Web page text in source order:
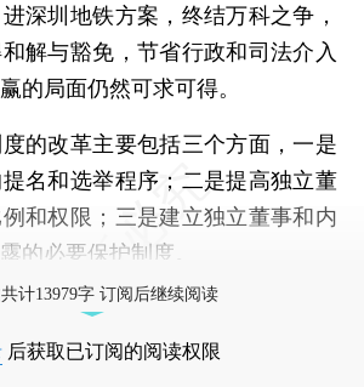
深圳地铁方案，终结万科之争，
解与豁免，节省行政和司法介入
的局面仍然可求可得。
改革主要包括三个方面，一是
名和选举程序；二是提高独立董
和权限；三是建立独立董事和内
的必要保护制度。
计13979字 订阅后继续阅读
后获取已订阅的阅读权限